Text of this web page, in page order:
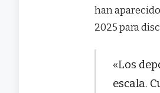
han
2025 para
«Los
escala.